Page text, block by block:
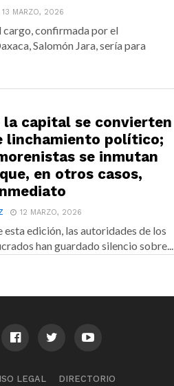
13 MARZO, 2026
cargo, confirmada por el
Salomón Jara, sería para
la capital se convierten
linchamiento político;
se inmutan
en otros casos,
12 MARZO, 2026
esta edición, las autoridades de los
han guardado silencio sobre...
LEGAL DIRECTORIO